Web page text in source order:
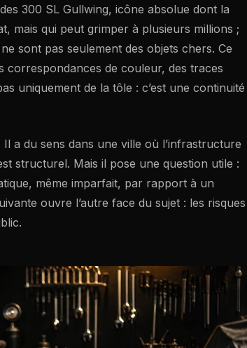
300 SL Gullwing, icône absolue dont la
mais qui peut grimper à plusieurs millions ;
sont pas seulement des objets chers. Ce
correspondances de couleur, des traces
uniquement de la tôle : c’est une continuité
a du sens dans une ville où l’infrastructure
structurel. Mais il pose une question utile :
même imparfait, par rapport à un
ouvre l’autre face du sujet : les risques